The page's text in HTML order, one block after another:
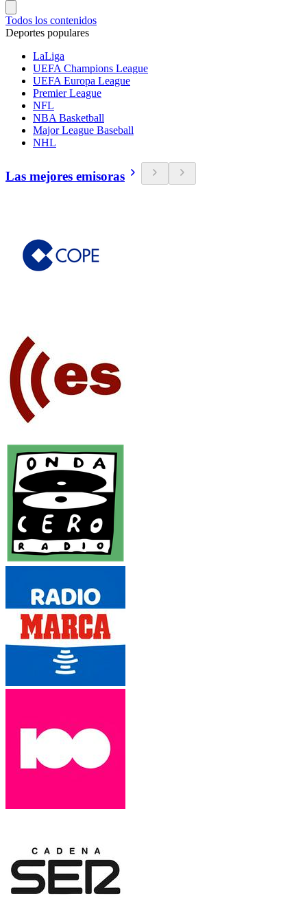
Todos los contenidos
Deportes populares
LaLiga
UEFA Champions League
UEFA Europa League
Premier League
NFL
NBA Basketball
Major League Baseball
NHL
Las mejores emisoras